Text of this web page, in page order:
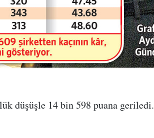
düşüşle 14 bin 598 puana geriledi.